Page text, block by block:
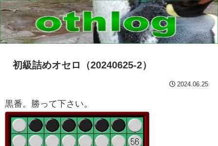
初級詰めオセロ（20240625-2）
2024.06.25
黒番。勝って下さい。